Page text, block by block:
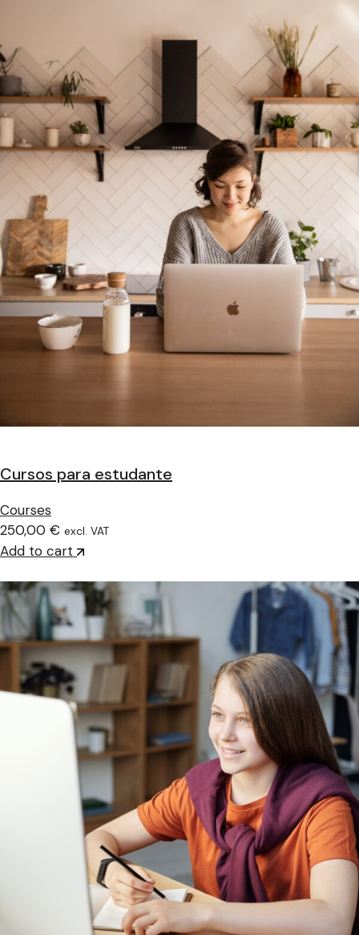
Cursos para estudante
Courses
250,00 € excl. VAT
Add to cart